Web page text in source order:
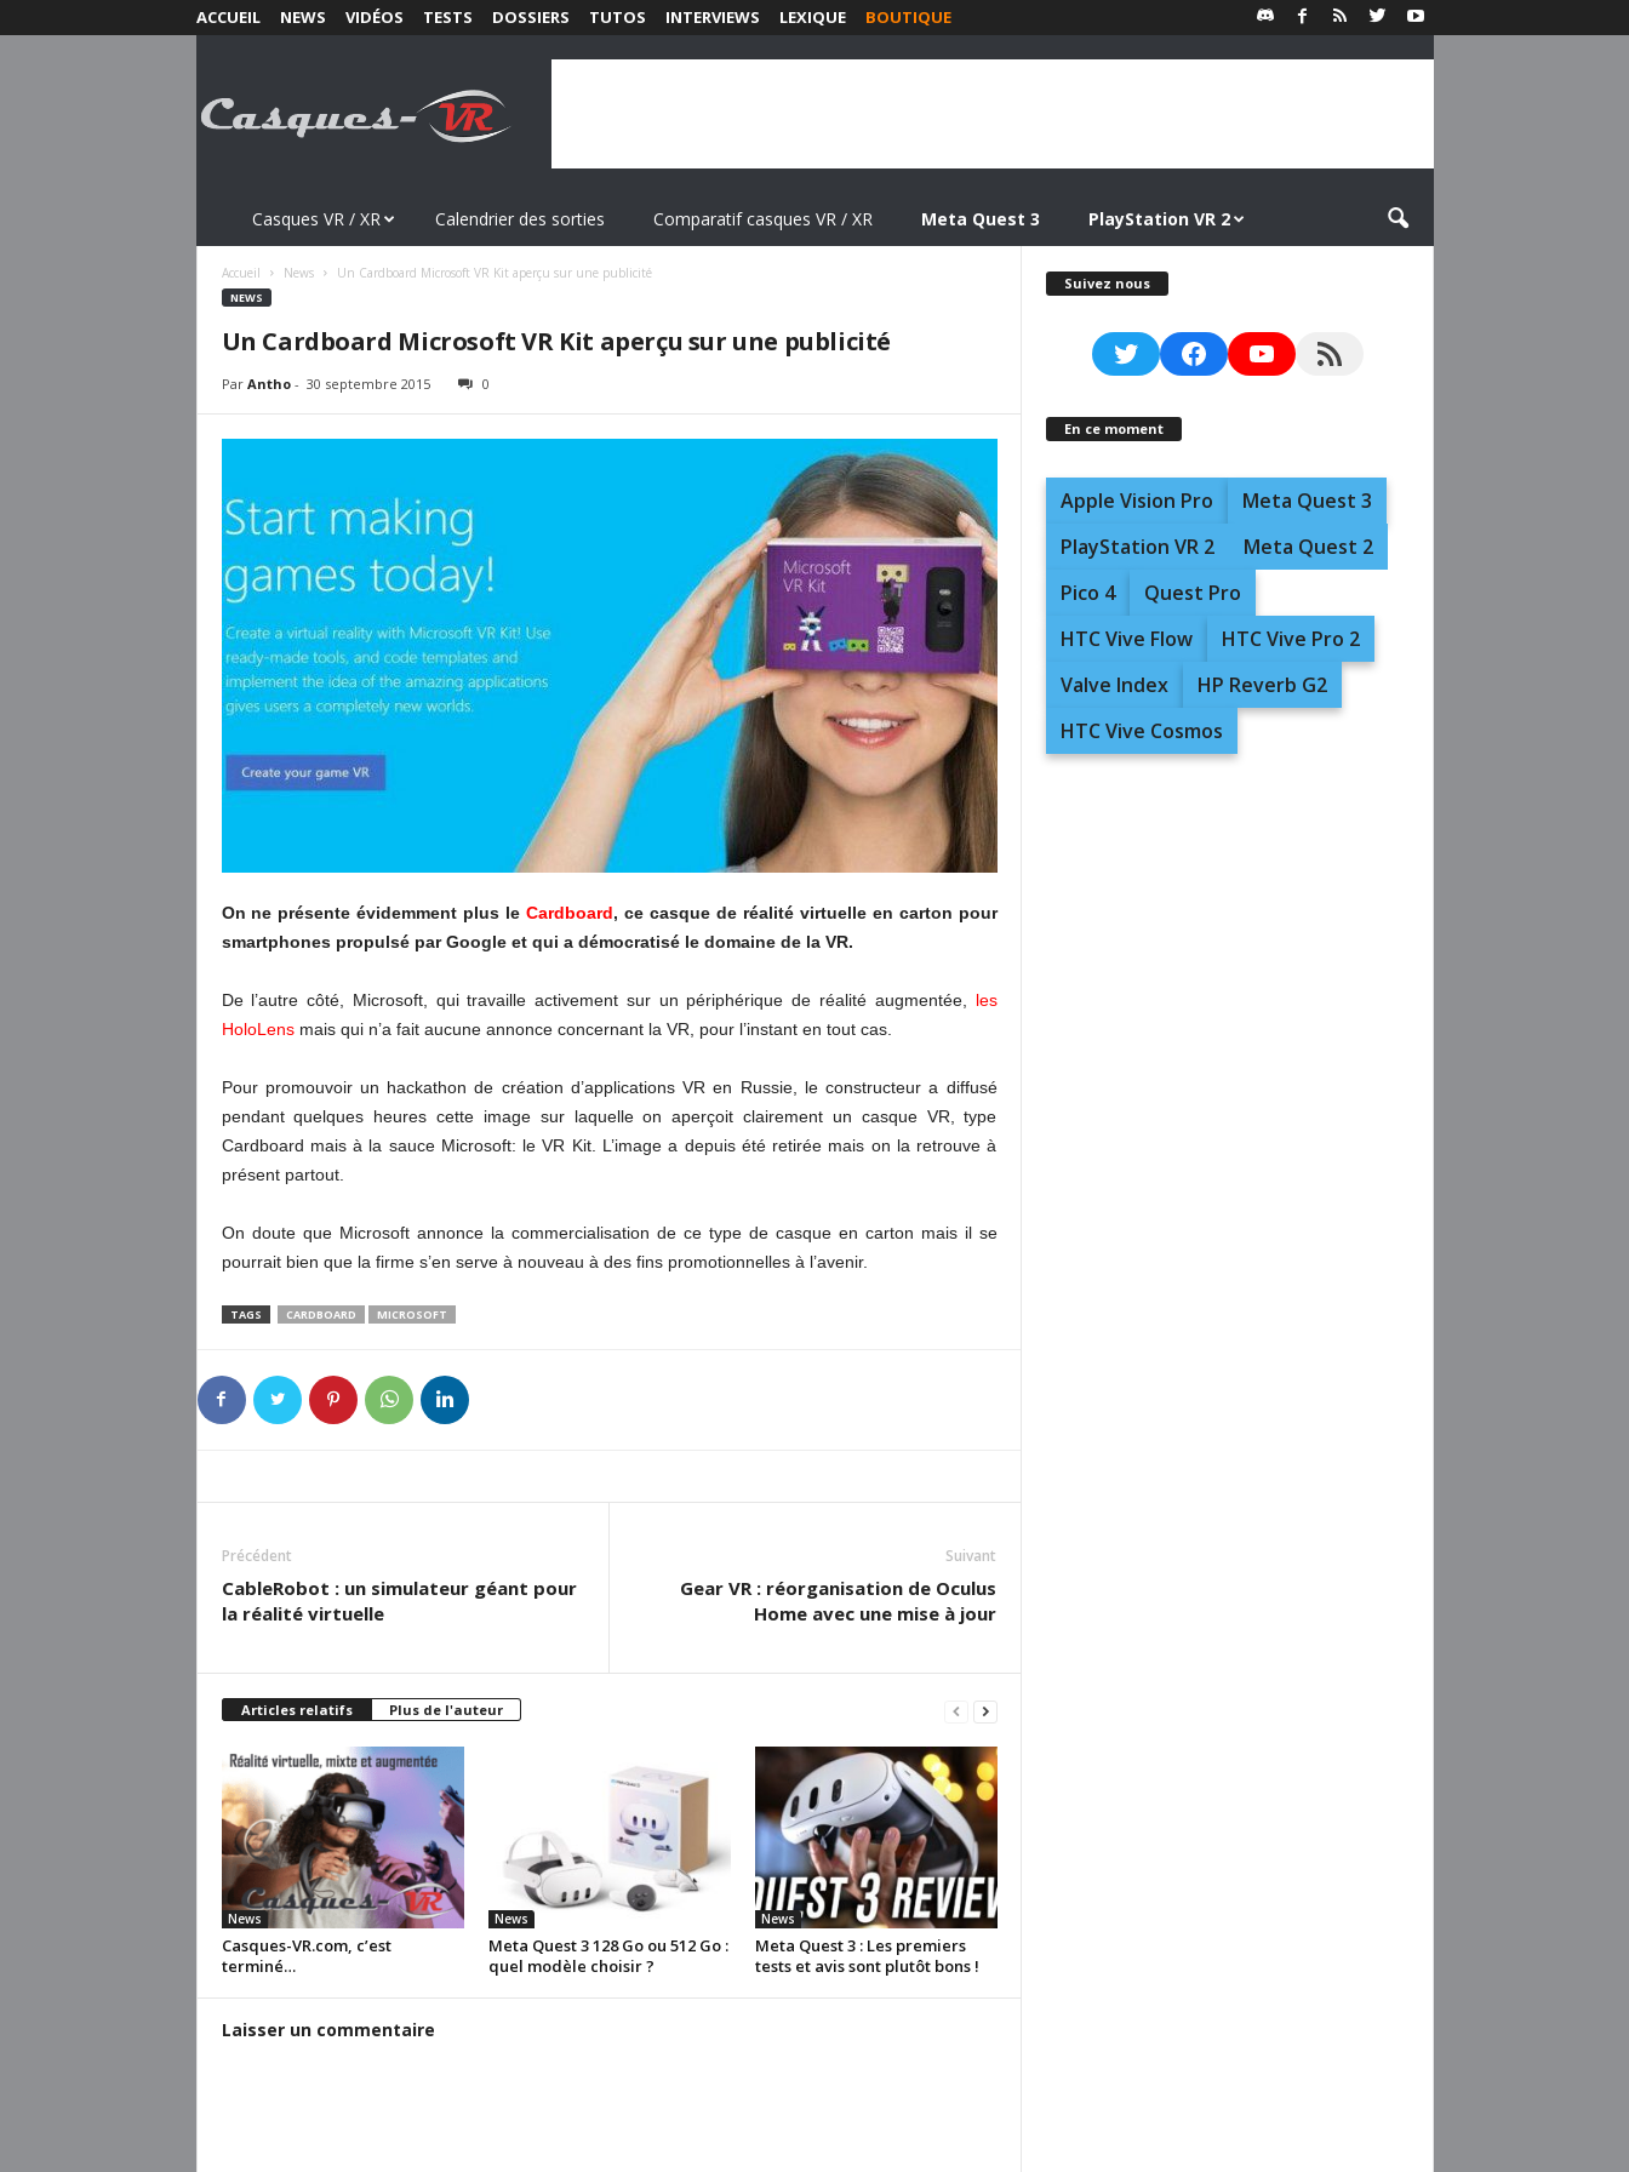
ACCUEIL NEWS VIDÉOS TESTS DOSSIERS TUTOS INTERVIEWS LEXIQUE BOUTIQUE
s
Casques VR / XR Calendrier des sorties Comparatif casques VR / XR Meta Quest 3 PlayStation VR 2
Accueil News Un Cardboard Microsoft VR Kit aperçu sur une publicité
NEWS
Un Cardboard Microsoft VR Kit aperçu sur une publicité
Par Antho- 30 septembre 2015 0
On ne présente évidemment plus leCardboard, ce casque de réalité virtuelle en carton pour
smartphones propulsé par Google et qui a démocratisé le domaine de la VR.
De l’autre côté, Microsoft, qui travaille activement sur un périphérique de réalité augmentée, les
HoloLensmais qui n’a fait aucune annonce concernant la VR, pour l’instant en tout cas.
Pour promouvoir un hackathon de création d’applications VR en Russie, le constructeur a diffusé
pendant quelques heures cette image sur laquelle on aperçoit clairement un casque VR, type
Cardboard mais à la sauce Microsoft: le VR Kit. L’image a depuis été retirée mais on la retrouve à
présent partout.
On doute que Microsoft annonce la commercialisation de ce type de casque en carton mais il se
pourrait bien que la firme s’en serve à nouveau à des fins promotionnelles à l’avenir.
TAGS CARDBOARD MICROSOFT
Précédent
CableRobot : un simulateur géant pour
la réalité virtuelle
Suivant
Gear VR : réorganisation de Oculus
Home avec une mise à jour
Articles relatifs Plus de l'auteur
News
Casques-VR.com, c’est
terminé…
News
Meta Quest 3 128 Go ou 512 Go :
quel modèle choisir ?
News
Meta Quest 3 : Les premiers
tests et avis sont plutôt bons !
Laisser un commentaire
Suivez nous
TwitterFacebookYouTubeRSS Feed
En ce moment
Apple Vision Pro
Meta Quest 3
PlayStation VR 2
Meta Quest 2
Pico 4
Quest Pro
HTC Vive Flow
HTC Vive Pro 2
Valve Index
HP Reverb G2
HTC Vive Cosmos